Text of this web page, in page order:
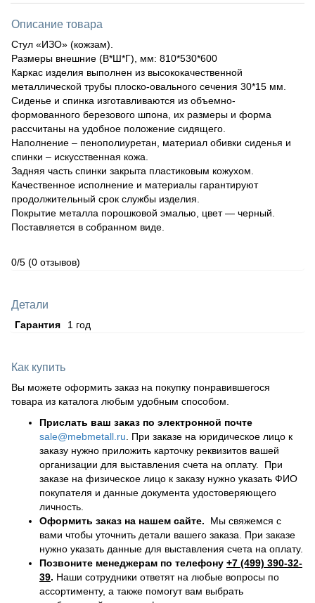
Описание товара
Стул «ИЗО» (кожзам).
Размеры внешние (В*Ш*Г), мм: 810*530*600
Каркас изделия выполнен из высококачественной
металлической трубы плоско-овального сечения 30*15 мм.
Сиденье и спинка изготавливаются из объемно-
формованного березового шпона, их размеры и форма
рассчитаны на удобное положение сидящего.
Наполнение – пенополиуретан, материал обивки сиденья и
спинки – искусственная кожа.
Задняя часть спинки закрыта пластиковым кожухом.
Качественное исполнение и материалы гарантируют
продолжительный срок службы изделия.
Покрытие металла порошковой эмалью, цвет — черный.
Поставляется в собранном виде.
0/5 (0 отзывов)
Детали
Гарантия 1 год
Как купить
Вы можете оформить заказ на покупку понравившегося
товара из каталога любым удобным способом.
Прислать ваш заказ по электронной почте
sale@mebmetall.ru . При заказе на юридическое лицо к
заказу нужно приложить карточку реквизитов вашей
организации для выставления счета на оплату. При
заказе на физическое лицо к заказу нужно указать ФИО
покупателя и данные документа удостоверяющего
личность.
Оформить заказ на нашем сайте. Мы свяжемся с
вами чтобы уточнить детали вашего заказа. При заказе
нужно указать данные для выставления счета на оплату.
Позвоните менеджерам по телефону +7 (499) 390-32-
39. Наши сотрудники ответят на любые вопросы по
ассортименту, а также помогут вам выбрать